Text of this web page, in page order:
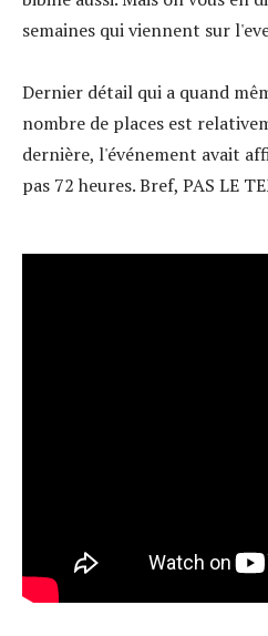
semaines qui viennent sur
Dernier détail qui a quand
nombre de places est
dernière, l'événement avait
pas 72 heures. Bref, PAS LE